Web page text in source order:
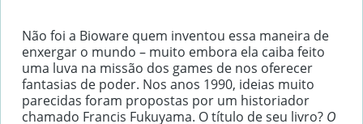
Não foi a Bioware quem inventou essa maneira de
enxergar o mundo – muito embora ela caiba feito
uma luva na missão dos games de nos oferecer
fantasias de poder. Nos anos 1990, ideias muito
parecidas foram propostas por um historiador
chamado Francis Fukuyama. O título de seu livro? O